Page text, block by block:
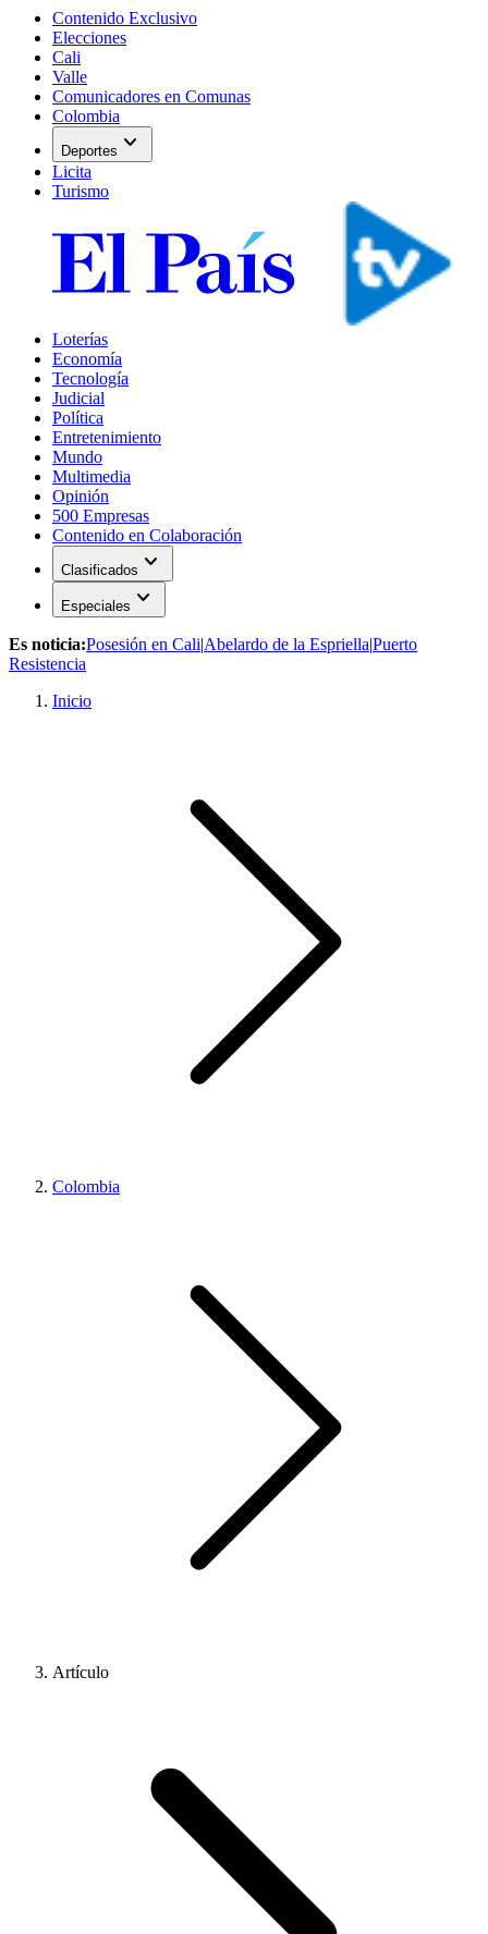
Contenido Exclusivo
Elecciones
Cali
Valle
Comunicadores en Comunas
Colombia
Deportes expand_more
Licita
Turismo
Loterías
Economía
Tecnología
Judicial
Política
Entretenimiento
Mundo
Multimedia
Opinión
500 Empresas
Contenido en Colaboración
Clasificados expand_more
Especiales expand_more
Es noticia:Posesión en Cali|Abelardo de la Espriella|Puerto
Resistencia
Inicio
Colombia
Artículo